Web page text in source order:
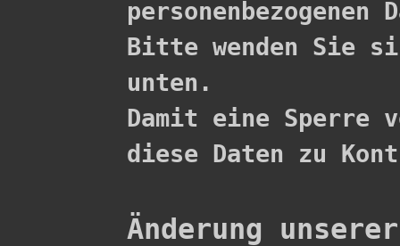
personenbezogenen
Bitte wenden Sie
unten.
Damit eine Sperre
diese Daten zu
Änderung